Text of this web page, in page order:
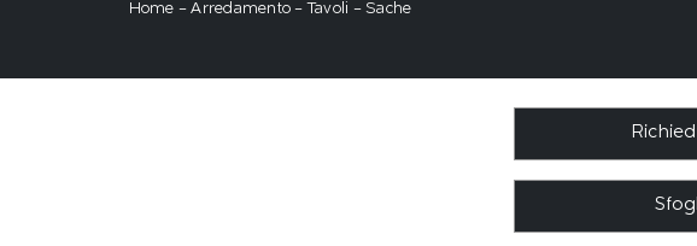
Home -Arredamento -Tavoli -Sache